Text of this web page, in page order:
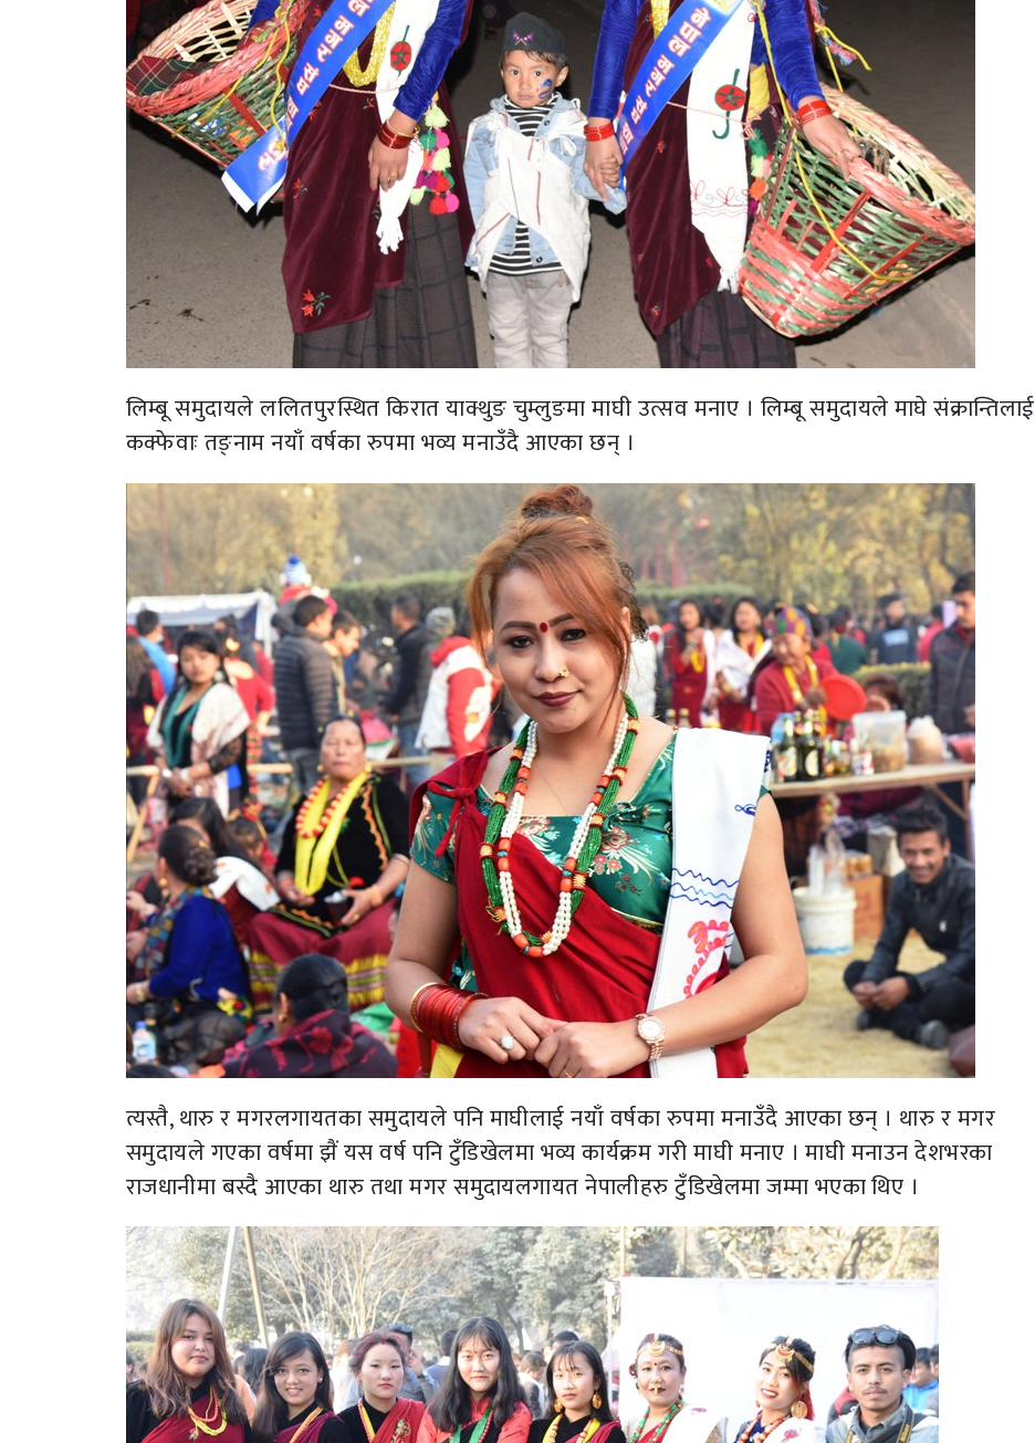
लिम्बू समुदायले ललितपुरस्थित किरात याक्थुङ चुम्लुङमा माघी उत्सव मनाए । लिम्बू समुदायले माघे संक्रान्तिलाई
कक्फेवाः तङ्नाम नयाँ वर्षका रुपमा भव्य मनाउँदै आएका छन् ।
त्यस्तै, थारु र मगरलगायतका समुदायले पनि माघीलाई नयाँ वर्षका रुपमा मनाउँदै आएका छन् । थारु र मगर
समुदायले गएका वर्षमा झैं यस वर्ष पनि टुँडिखेलमा भव्य कार्यक्रम गरी माघी मनाए । माघी मनाउन देशभरका
राजधानीमा बस्दै आएका थारु तथा मगर समुदायलगायत नेपालीहरु टुँडिखेलमा जम्मा भएका थिए ।